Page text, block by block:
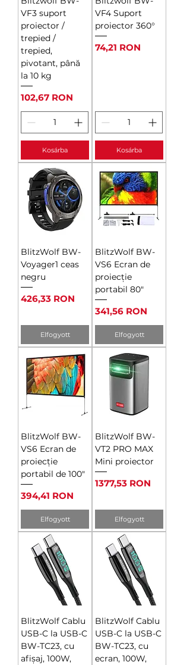
VF3 suport
proiector /
trepied /
trepied,
pivotant, până
la 10 kg
Ár
102,67 RON
Kosárba
VF4 Suport
proiector 360°
Ár
74,21 RON
Kosárba
BlitzWolf BW-
Voyager1 ceas
negru
Ár
426,33 RON
Elfogyott
BlitzWolf BW-
VS6 Ecran de
proiecție
portabil 80"
Ár
341,56 RON
Elfogyott
BlitzWolf BW-
VS6 Ecran de
proiecție
portabil de 100"
Ár
394,41 RON
Elfogyott
BlitzWolf BW-
VT2 PRO MAX
Mini proiector
Ár
1377,53 RON
Elfogyott
BlitzWolf Cablu
USB-C la USB-C
BW-TC23, cu
afișaj, 100W,
BlitzWolf Cablu
USB-C la USB-C
BW-TC23, cu
ecran, 100W,